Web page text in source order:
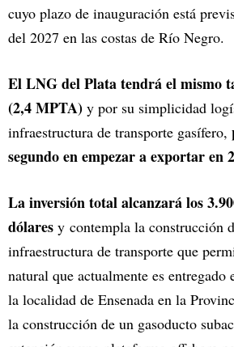
cuyo plazo de inauguración está
del 2027 en las costas de Río Negro.
El LNG del Plata tendrá el mismo
(2,4 MPTA) y por su simplicidad
infraestructura de transporte gasífero,
segundo en empezar a exportar en
La inversión total alcanzará los
dólares y contempla la construcción
infraestructura de transporte que
natural que actualmente es entregado
la localidad de Ensenada en la
la construcción de un gasoducto